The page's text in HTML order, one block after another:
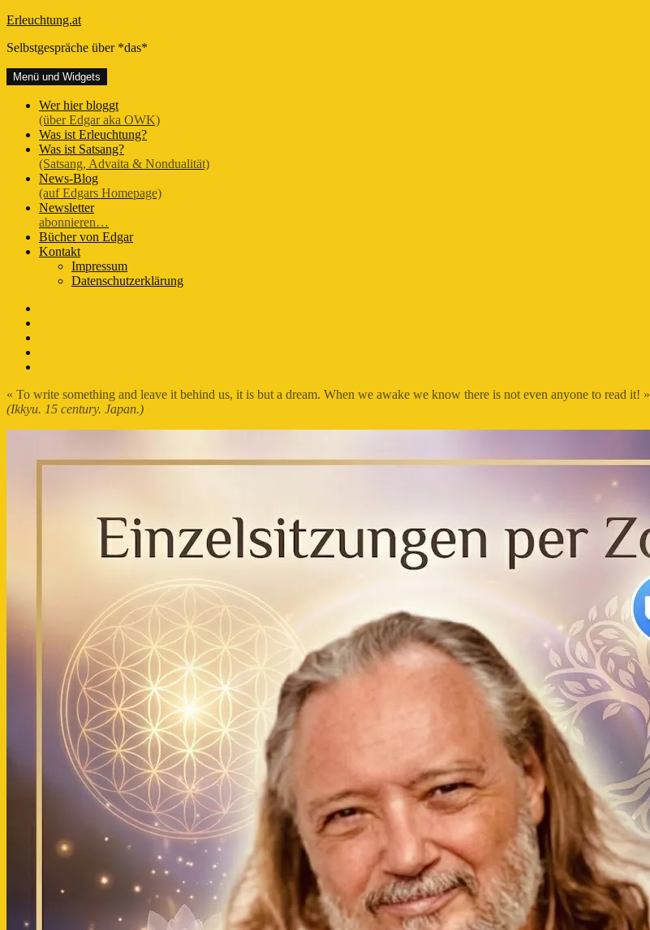
Zum
springen
Erleuchtung.at
Selbstgespräche über *das*
Menü und Widgets
Wer hier bloggt
(über Edgar aka OWK)
Was ist Erleuchtung?
Was ist Satsang?
(Satsang, Advaita & Nondualität)
News-Blog
(auf Edgars Homepage)
Newsletter
abonnieren…
Bücher von Edgar
Kontakt
Impressum
Datenschutzerklärung
« To write something and leave it behind us, it is but a dream. When we awake we know there is not even anyone to read it! »
(Ikkyu. 15 century. Japan.)